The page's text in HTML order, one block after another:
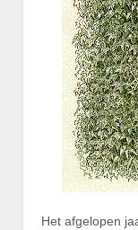
Het afgelopen